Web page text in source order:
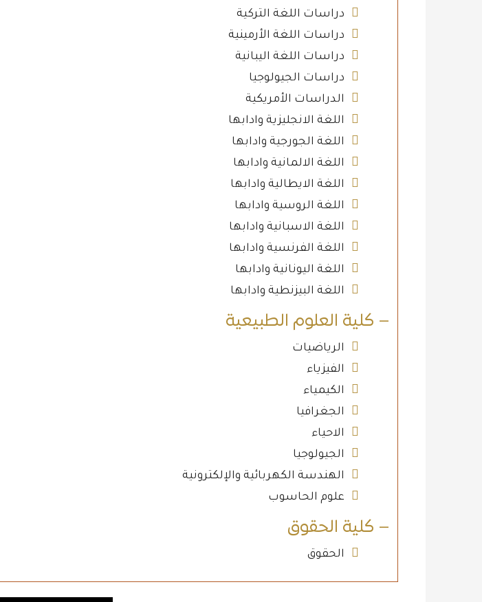
دراسات اللغة التركية
دراسات اللغة الأرمينية
دراسات اللغة اليبانية
دراسات الجيولوجيا
الدراسات الأمريكية
اللغة الانجليزية وادابها
اللغة الجورجية وادابها
اللغة الالمانية وادابها
اللغة الايطالية وادابها
اللغة الروسية وادابها
اللغة الاسبانية وادابها
اللغة الفرنسية وادابها
اللغة اليونانية وادابها
اللغة البيزنطية وادابها
– كلية العلوم الطبيعية
الرياضيات
الفيزياء
الكيمياء
الجغرافيا
الاحياء
الجيولوجيا
الهندسة الكهربائية والإلكترونية
علوم الحاسوب
– كلية الحقوق
الحقوق